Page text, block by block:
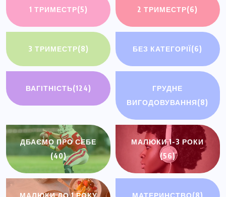
1 ТРИМЕСТР(5) 2 ТРИМЕСТР(6)
3 ТРИМЕСТР(8) БЕЗ КАТЕГОРІЇ(6)
ВАГІТНІСТЬ(124)
ГРУДНЕ
ВИГОДОВУВАННЯ(8)
ДБАЄМО ПРО СЕБЕ
(40)
МАЛЮКИ 1-3 РОКИ
(56)
МАЛЮКИ ДО 1 РОКУ
МАТЕРИНСТВО(8)